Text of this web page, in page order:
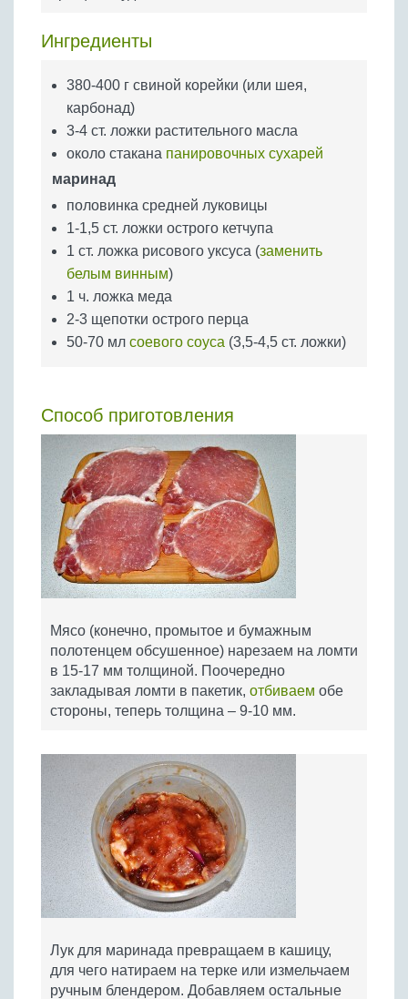
Яйца
Ингредиенты
380-400 г свиной корейки (или шея,
карбонад)
3-4 ст. ложки растительного масла
около стакана панировочных сухарей
маринад
половинка средней луковицы
1-1,5 ст. ложки острого кетчупа
1 ст. ложка рисового уксуса (заменить
белым винным)
1 ч. ложка меда
2-3 щепотки острого перца
50-70 мл соевого соуса (3,5-4,5 ст. ложки)
Способ приготовления
Мясо (конечно, промытое и бумажным
полотенцем обсушенное) нарезаем на ломти
в 15-17 мм толщиной. Поочередно
закладывая ломти в пакетик, отбиваем обе
стороны, теперь толщина – 9-10 мм.
Лук для маринада превращаем в кашицу,
для чего натираем на терке или измельчаем
ручным блендером. Добавляем остальные